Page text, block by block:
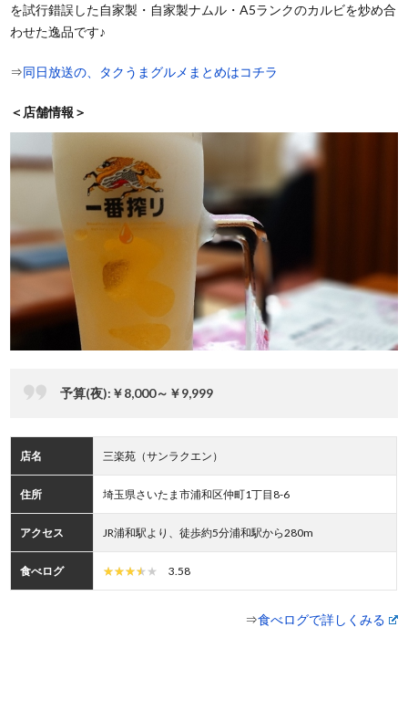
を試行錯誤した自家製・自家製ナムル・A5ランクのカルビを炒め合
わせた逸品です♪
⇒同日放送の、タクうまグルメまとめはコチラ
＜店舗情報＞
予算(夜):￥8,000～￥9,999
店名 三楽苑（サンラクエン）
住所 埼玉県さいたま市浦和区仲町1丁目8-6
アクセス JR浦和駅より、徒歩約5分浦和駅から280m
食べログ 3.58
⇒食べログで詳しくみる